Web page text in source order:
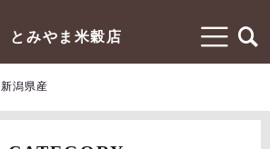
とみやま米穀店
新潟県産